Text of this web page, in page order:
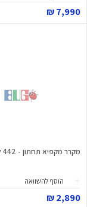
7,990 ₪
מקרר מקפיא תחתון - 442 ליטר CHiQ...
הוסף להשוואה
2,890 ₪